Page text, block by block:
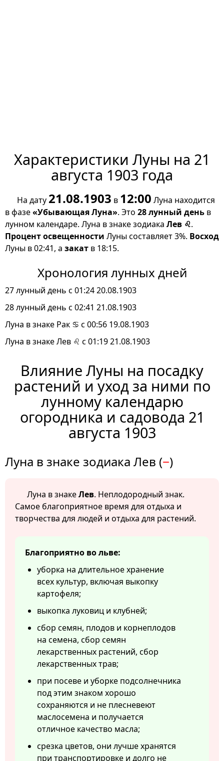
Характеристики Луны на 21
августа 1903 года
На дату 21.08.1903 в 12:00 Луна находится
в фазе«Убывающая Луна». Это 28 лунный день в
лунном календаре. Луна в знаке зодиака Лев ♌.
Процент освещенности Луны составляет 3%. Восход
Луны в 02:41, а закат в 18:15.
Хронология лунных дней
27 лунный день с 01:24 20.08.1903
28 лунный день с 02:41 21.08.1903
Луна в знаке Рак ♋ с 00:56 19.08.1903
Луна в знаке Лев ♌ с 01:19 21.08.1903
Влияние Луны на посадку
растений и уход за ними по
лунному календарю
огородника и садовода 21
августа 1903
Луна в знаке зодиака Лев (−)
Луна в знакеЛев. Неплодородный знак.
Самое благоприятное время для отдыха и
творчества для людей и отдыха для растений.
Благоприятно во льве:
уборка на длительное хранение
всех культур, включая выкопку
картофеля;
выкопка луковиц и клубней;
сбор семян, плодов и корнеплодов
на семена, сбор семян
лекарственных растений, сбор
лекарственных трав;
при посеве и уборке подсолнечника
под этим знаком хорошо
сохраняются и не плесневеют
маслосемена и получается
отличное качество масла;
срезка цветов, они лучше хранятся
при транспортировке и долго не